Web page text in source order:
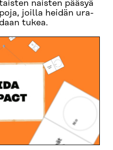
naisten pääsyä
joilla heidän ura-
tukea.